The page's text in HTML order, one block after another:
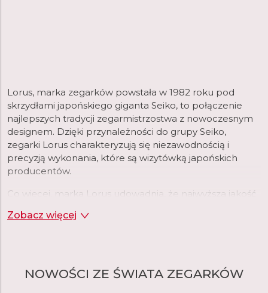
Lorus, marka zegarków powstała w 1982 roku pod
skrzydłami japońskiego giganta Seiko, to połączenie
najlepszych tradycji zegarmistrzostwa z nowoczesnym
designem. Dzięki przynależności do grupy Seiko,
zegarki Lorus charakteryzują się niezawodnością i
precyzją wykonania, które są wizytówką japońskich
producentów.
Co więcej, marka Lorus udowadnia, że najwyższa jakość
wybór modeli dla osób ceniących sobie zarówno styl,
Zobacz więcej
NOWOŚCI ZE ŚWIATA ZEGARKÓW